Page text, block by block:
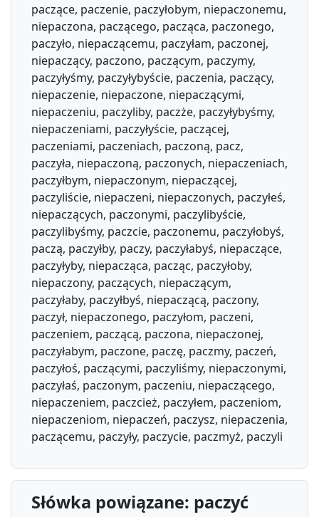
paczące, paczenie, paczyłobym, niepaczonemu,
niepaczona, paczącego, pacząca, paczonego,
paczyło, niepaczącemu, paczyłam, paczonej,
niepaczący, paczono, paczącym, paczymy,
paczyłyśmy, paczyłybyście, paczenia, paczący,
niepaczenie, niepaczone, niepaczącymi,
niepaczeniu, paczyliby, paczże, paczyłybyśmy,
niepaczeniami, paczyłyście, paczącej,
paczeniami, paczeniach, paczoną, pacz,
paczyła, niepaczoną, paczonych, niepaczeniach,
paczyłbym, niepaczonym, niepaczącej,
paczyliście, niepaczeni, niepaczonych, paczyłeś,
niepaczących, paczonymi, paczylibyście,
paczylibyśmy, paczcie, paczonemu, paczyłobyś,
paczą, paczyłby, paczy, paczyłabyś, niepaczące,
paczyłyby, niepacząca, pacząc, paczyłoby,
niepaczony, paczących, niepaczącym,
paczyłaby, paczyłbyś, niepaczącą, paczony,
paczył, niepaczonego, paczyłom, paczeni,
paczeniem, paczącą, paczona, niepaczonej,
paczyłabym, paczone, paczę, paczmy, paczeń,
paczyłoś, paczącymi, paczyliśmy, niepaczonymi,
paczyłaś, paczonym, paczeniu, niepaczącego,
niepaczeniem, paczcież, paczyłem, paczeniom,
niepaczeniom, niepaczeń, paczysz, niepaczenia,
paczącemu, paczyły, paczycie, paczmyż, paczyli
Słówka powiązane: paczyć